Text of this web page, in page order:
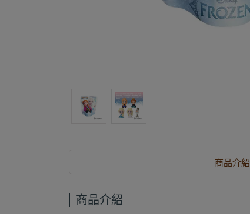
商品介紹
商品介紹